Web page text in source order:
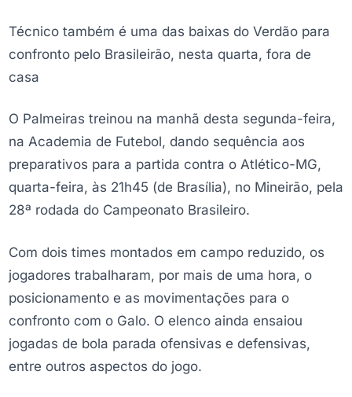
Técnico também é uma das baixas do Verdão para
confronto pelo Brasileirão, nesta quarta, fora de
casa
O Palmeiras treinou na manhã desta segunda-feira,
na Academia de Futebol, dando sequência aos
preparativos para a partida contra o Atlético-MG,
quarta-feira, às 21h45 (de Brasília), no Mineirão, pela
28ª rodada do Campeonato Brasileiro.
Com dois times montados em campo reduzido, os
jogadores trabalharam, por mais de uma hora, o
posicionamento e as movimentações para o
confronto com o Galo. O elenco ainda ensaiou
jogadas de bola parada ofensivas e defensivas,
entre outros aspectos do jogo.